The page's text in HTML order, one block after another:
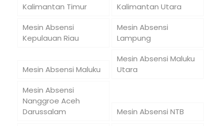
Kalimantan Timur
Kalimantan Utara
Mesin Absensi
Kepulauan Riau
Mesin Absensi
Lampung
Mesin Absensi Maluku
Mesin Absensi Maluku
Utara
Mesin Absensi
Nanggroe Aceh
Darussalam
Mesin Absensi NTB